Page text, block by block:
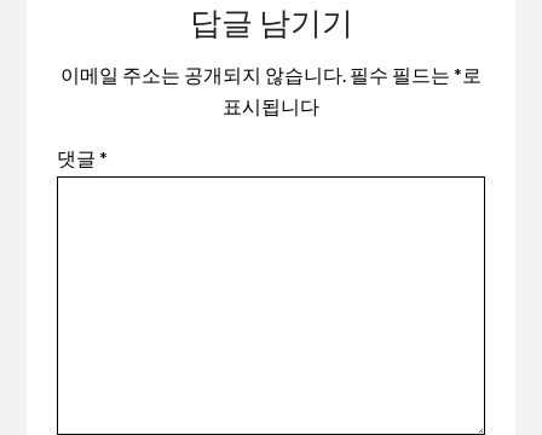
답글 남기기
이메일 주소는 공개되지 않습니다. 필수 필드는 *로
표시됩니다
댓글*